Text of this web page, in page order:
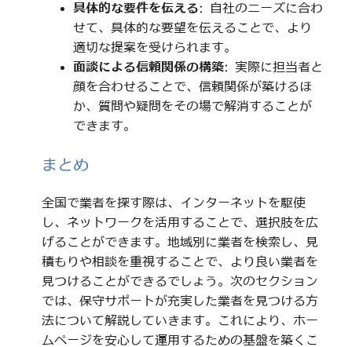
具体的な要件を伝える: 自社のニーズに合わ
せて、具体的な要望を伝えることで、より
適切な提案を受けられます。
面談による信頼関係の構築: 実際に担当者と
顔を合わせることで、信頼関係が築けるほ
か、質問や疑問をその場で解消することが
できます。
まとめ
全国で業者を探す際は、インターネットを駆使
し、ネットワークを活用することで、選択肢を広
げることができます。地域別に業者を検索し、見
積もりや相談を重視することで、より良い業者を
見つけることができるでしょう。次のセクション
では、保守サポートが充実した業者を見つける方
法について解説していきます。これにより、ホー
ムページを安心して運用するための基盤を築くこ